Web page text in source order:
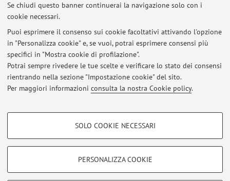
Se chiudi questo banner continuerai la navigazione solo con i
cookie necessari.
Puoi esprimere il consenso sui cookie facoltativi attivando l'opzione
in "Personalizza cookie" e, se vuoi, potrai esprimere consensi più
specifici in "Mostra cookie di profilazione".
Potrai sempre rivedere le tue scelte e verificare lo stato dei consensi
rientrando nella sezione "Impostazione cookie" del sito.
Per maggiori informazioni consulta la nostra Cookie policy.
COOKIE DI PROFILAZIONE - FACOLTATIVI
SOLO COOKIE NECESSARI
PERSONALIZZA COOKIE
Non sono presenti attività didattiche per l'A.A. 2026-2027
Ultimi avvisi
Al momento non sono presenti avvisi.
Area riservata
Accedi tramiteloginper gestire tutti i contenuti del sito.